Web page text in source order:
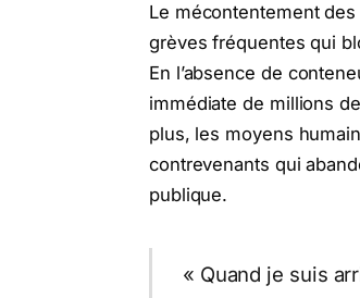
Le mécontentement
grèves fréquentes qui
En l’absence de
immédiate de millions
plus, les moyens
contrevenants qui
publique.
« Quand je suis